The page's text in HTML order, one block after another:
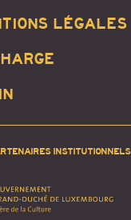
LÉGALES
INSTITUTIONNELS